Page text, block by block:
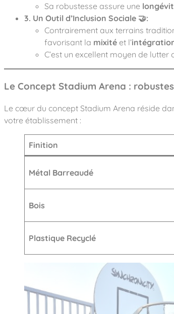
Sa robustesse assure une
3. Un Outil d’Inclusion Sociale 🤝:
Contrairement aux terrains
favorisant la mixité et l’
C’est un excellent moyen de
Le Concept Stadium Arena :
Le cœur du concept Stadium Arena réside
votre établissement :
Finition
Métal Barreaudé
Bois
Plastique Recyclé